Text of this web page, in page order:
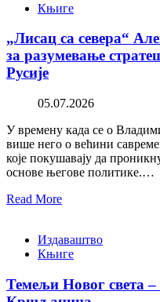
Књиге
„Лисац са севера“
за разумевање
Русије
05.07.2026
У времену када се о
више него о већини
које покушавају да
основе његове политике.…
Read More
Издаваштво
Књиге
Темељи Новог света